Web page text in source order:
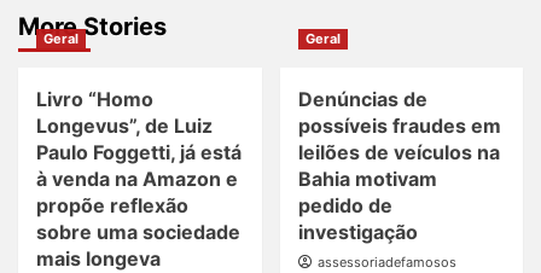
More Stories
Geral
Livro “Homo
Longevus”, de Luiz
Paulo Foggetti, já está
à venda na Amazon e
propõe reflexão
sobre uma sociedade
mais longeva
Geral
Denúncias de
possíveis fraudes em
leilões de veículos na
Bahia motivam
pedido de
investigação
assessoriadefamosos